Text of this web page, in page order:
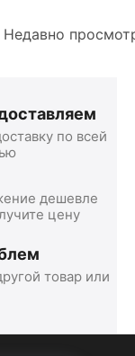
Недавно
по всей
дешевле
цену
товар или